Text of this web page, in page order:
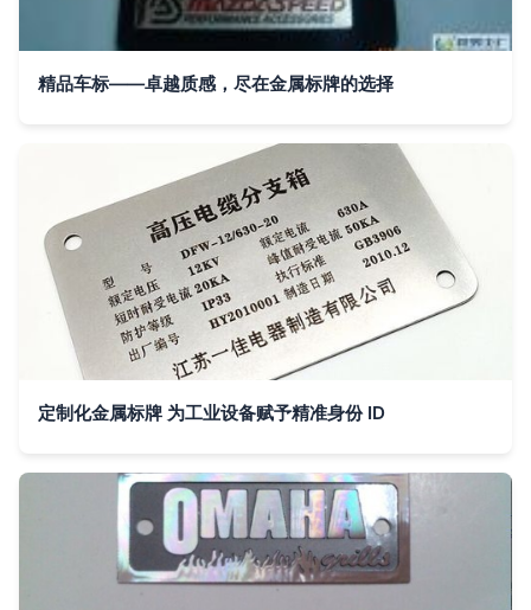
精品车标——卓越质感，尽在金属标牌的选择
定制化金属标牌 为工业设备赋予精准身份 ID